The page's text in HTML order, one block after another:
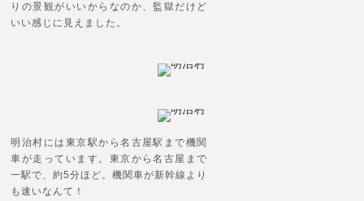
りの景観がいいからなのか、監獄だけど
いい感じに見えました。
明治村には東京駅から名古屋駅まで機関
車が走っています。東京から名古屋まで
一駅で、約5分ほど。機関車が新幹線より
も速いなんて！